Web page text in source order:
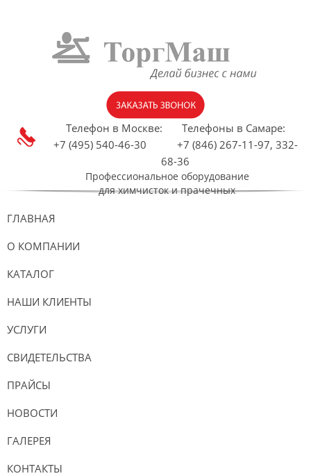
Телефон в Москве: Телефоны в Самаре:
+7 (495) 540-46-30 +7 (846) 267-11-97, 332-
68-36
Профессиональное оборудование
для химчисток и прачечных
ГЛАВНАЯ
О КОМПАНИИ
КАТАЛОГ
НАШИ КЛИЕНТЫ
УСЛУГИ
СВИДЕТЕЛЬСТВА
ПРАЙСЫ
НОВОСТИ
ГАЛЕРЕЯ
КОНТАКТЫ